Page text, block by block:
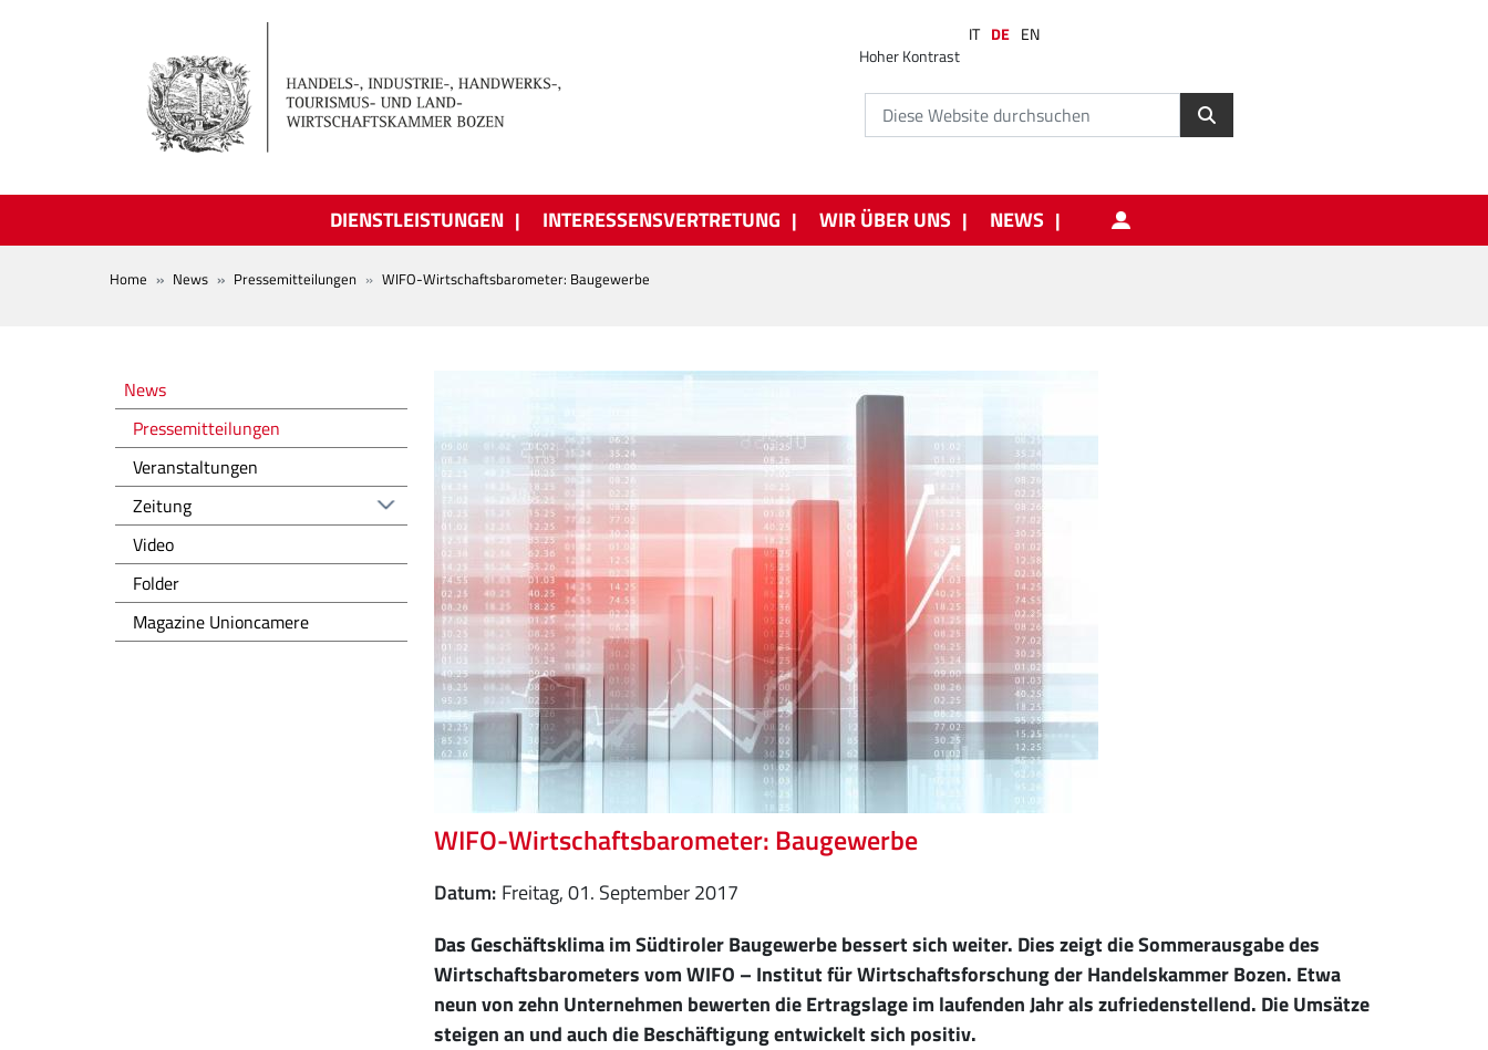
Hoher Kontrast
IT DE EN
DIENSTLEISTUNGEN INTERESSENSVERTRETUNG WIR ÜBER UNS NEWS
BREADCRUMB
Home News Pressemitteilungen WIFO-Wirtschaftsbarometer: Baugewerbe
WIFO-Wirtschaftsbarometer: Baugewerbe
Datum Freitag, 01. September 2017
Das Geschäftsklima im Südtiroler Baugewerbe bessert sich weiter. Dies zeigt die Sommerausgabe des
Wirtschaftsbarometers vom WIFO – Institut für Wirtschaftsforschung der Handelskammer Bozen. Etwa
neun von zehn Unternehmen bewerten die Ertragslage im laufenden Jahr als zufriedenstellend. Die Umsätze
steigen an und auch die Beschäftigung entwickelt sich positiv.
Novità
News
Pressemitteilungen
Veranstaltungen
Zeitung
Video
Folder
Magazine Unioncamere